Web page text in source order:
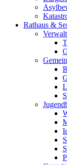
Rathaus &